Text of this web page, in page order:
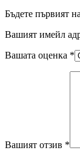
Бъдете
Вашият имейл
Вашата оценка *
Вашият отзив *